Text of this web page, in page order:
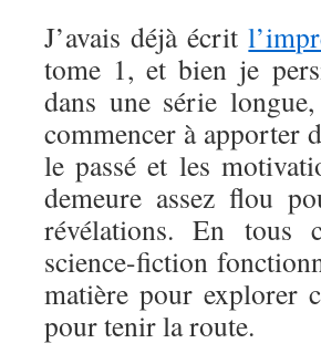
J’avais déjà écrit
tome 1, et bien je
dans une série
commencer à apporter
le passé et les
demeure assez flou
révélations. En tous
science-fiction
matière pour explorer
pour tenir la route.